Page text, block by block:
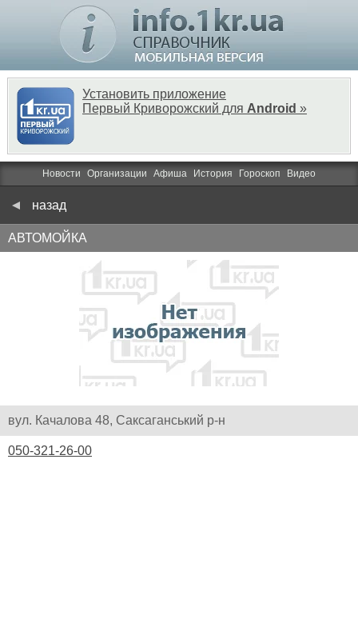
Установить приложение
Первый Криворожский для Android »
Новости Организации Афиша История Гороскоп Видео
назад
АВТОМОЙКА
вул. Качалова 48, Саксаганський р-н
050-321-26-00